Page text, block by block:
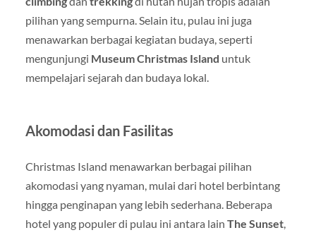
pilihan yang sempurna. Selain itu, pulau ini juga
menawarkan berbagai kegiatan budaya, seperti
mengunjungi Museum Christmas Island untuk
mempelajari sejarah dan budaya lokal.
Akomodasi dan Fasilitas
Christmas Island menawarkan berbagai pilihan
akomodasi yang nyaman, mulai dari hotel berbintang
hingga penginapan yang lebih sederhana. Beberapa
hotel yang populer di pulau ini antara lain The Sunset,